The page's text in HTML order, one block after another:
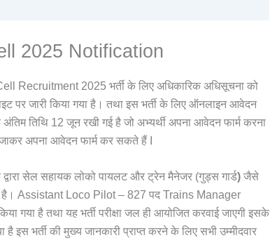
2025 Notification
Recruitment 2025 भर्ती के लिए अधिकारिक अधिसूचना को
पर जारी किया गया है। तथा इस भर्ती के लिए ऑनलाइन आवेदन
तिथि 12 जून रखी गई है जो अभ्यर्थी अपना आवेदन फार्म करना
अपना आवेदन फार्म कर सकते हैं I
सेल सहायक लोको पायलट और ट्रेन मैनेजर (गुड्स गार्ड)जैसे
है। Assistant Loco Pilot – 827 पद Trains Manager
गया है तथा यह भर्ती परीक्षा जल ही आयोजित करवाई जाएगी इसके
इस भर्ती की मुख्य जानकारी प्राप्त करने के लिए सभी उम्मीदवार